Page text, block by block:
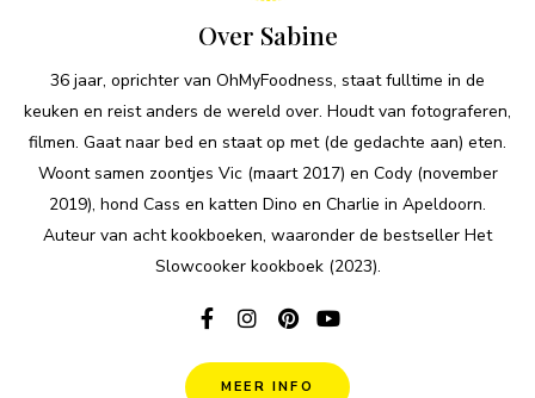
Over Sabine
36 jaar, oprichter van OhMyFoodness, staat fulltime in de
keuken en reist anders de wereld over. Houdt van fotograferen,
filmen. Gaat naar bed en staat op met (de gedachte aan) eten.
Woont samen zoontjes Vic (maart 2017) en Cody (november
2019), hond Cass en katten Dino en Charlie in Apeldoorn.
Auteur van acht kookboeken, waaronder de bestseller Het
Slowcooker kookboek (2023).
MEER INFO